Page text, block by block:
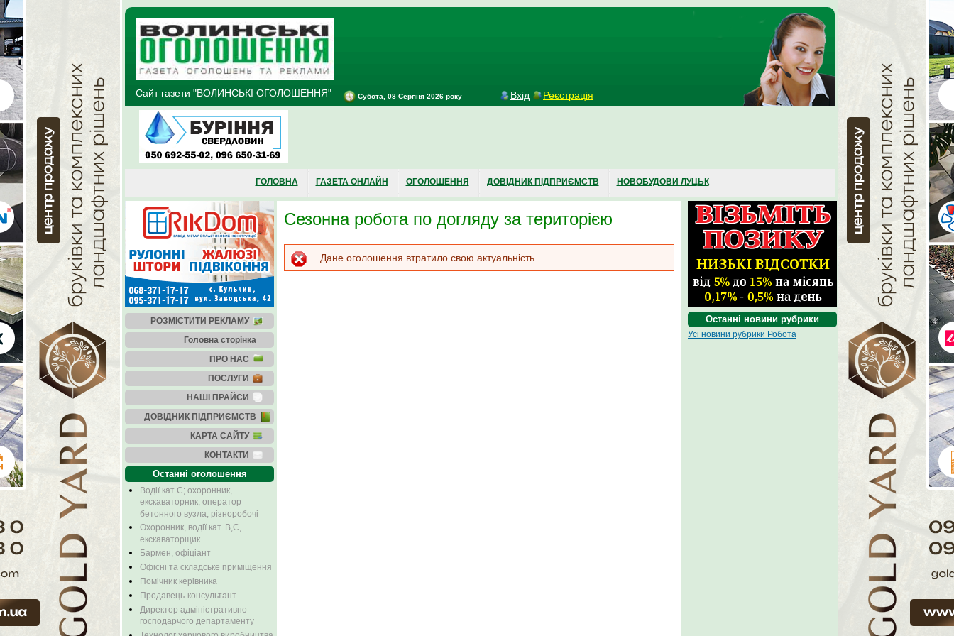
Перейти до основного матеріалу
Сайт газети "ВОЛИНСЬКІ ОГОЛОШЕННЯ" Субота, 08 Серпня 2026 року Вхід Реєстрація
ГОЛОВНА ГАЗЕТА ОНЛАЙН ОГОЛОШЕННЯ ДОВІДНИК ПІДПРИЄМСТВ НОВОБУДОВИ ЛУЦЬК
РОЗМІСТИТИ РЕКЛАМУ
Головна сторінка
ПРО НАС
ПОСЛУГИ
НАШІ ПРАЙСИ
ДОВІДНИК ПІДПРИЄМСТВ
КАРТА САЙТУ
КОНТАКТИ
Останні оголошення
Водії кат С; охоронник,
екскаваторник, оператор
бетонного вузла, різноробочі
Охоронник, водії кат. В,С,
екскаваторщик
Бармен, офіціант
Офісні та складське приміщення
Помічник керівника
Продавець-консультант
Директор адміністративно -
господарчого департаменту
Сезонна робота по догляду за територією
Повідомлення про помилку
Дане оголошення втратило свою актуальність
Останні новини рубрики
Усі новини рубрики Робота